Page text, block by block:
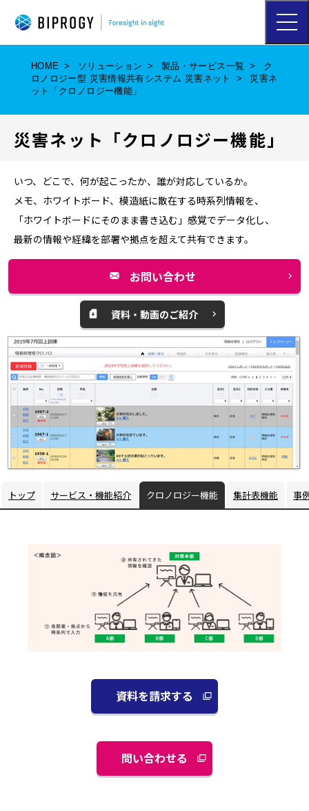
ハ
ン
ニ
HOME ソリューション 製品・サービス一覧
ク
ロノロジー型 災害情報共有システム 災害ネット
災害ネ
ット「クロノロジー機能」
災害ネット「クロノロジー機能」
いつ、どこで、何が起こったか、誰が対応しているか――。
メモ、ホワイトボード、模造紙に散在する時系列情報を、
「ホワイトボードにそのまま書き込む」感覚でデータ化し、
最新の情報や経緯を部署や拠点を超えて共有できます。
お問い合わせ
ウ
ィ
ン
ド
ウ
で
資料・動画のご紹介
トップ サービス・機能紹介 クロノロジー機能 集計表機能 事
資料を請求する 別
ウ
ィ
ン
問い合わせる 別
ウ